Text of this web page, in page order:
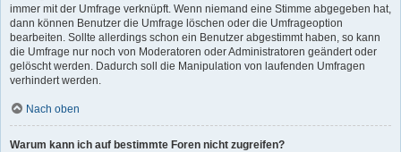
immer mit der Umfrage verknüpft. Wenn niemand eine Stimme abgegeben hat,
dann können Benutzer die Umfrage löschen oder die Umfrageoption
bearbeiten. Sollte allerdings schon ein Benutzer abgestimmt haben, so kann
die Umfrage nur noch von Moderatoren oder Administratoren geändert oder
gelöscht werden. Dadurch soll die Manipulation von laufenden Umfragen
verhindert werden.
Nach oben
Warum kann ich auf bestimmte Foren nicht zugreifen?